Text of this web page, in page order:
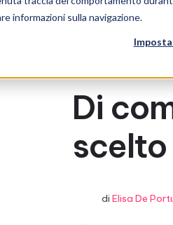
informazioni sulla navigazione.
Di
scelto
diElisa De